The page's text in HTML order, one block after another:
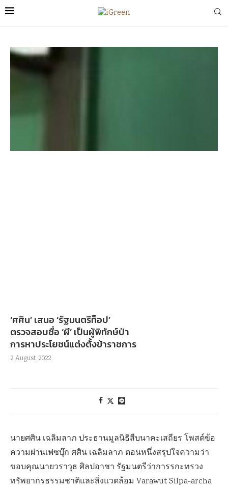
‘ศศิน’ เสนอ ‘รัฐมนตรีท็อป’
ตรวจสอบชื่อ ‘ผี’ เป็นผู้พิทักษ์ป่า
การหาประโยชน์แต่งตั้งข้าราชการ
2 August 2022
นายศศิน เฉลิมลาภ ประธานมูลนิธิสืบนาคะเสถียร โพสต์ข้อ
ความผ่านเฟซบุ๊ก ศศิน เฉลิมลาภ ตอนหนึ่งสรุปใจความว่า
ขอบคุณนายวราวุธ ศิลปอาชา รัฐมนตรีว่าการรกะทรวง
ทรัพยากรธรรมชาติและสิ่งแวดล้อม Varawut Silpa-archa